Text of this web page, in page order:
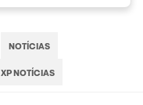
NOTÍCIAS
XP NOTÍCIAS